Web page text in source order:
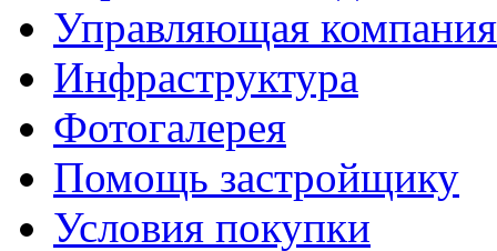
Управляющая компания
Инфраструктура
Фотогалерея
Помощь застройщику
Условия покупки